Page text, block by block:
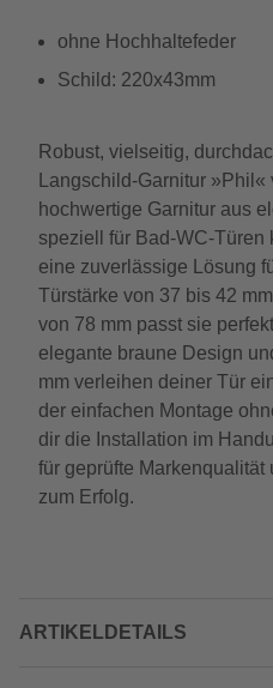
ohne Hochhaltefeder
Schild: 220x43mm
Robust, vielseitig,
Langschild-Garnitur
hochwertige Garnitur aus
speziell für Bad-WC-Türen
eine zuverlässige Lösung
Türstärke von 37 bis 42
von 78 mm passt sie
elegante braune Design
mm verleihen deiner Tür
der einfachen Montage
dir die Installation im
für geprüfte
zum Erfolg.
ARTIKELDETAILS